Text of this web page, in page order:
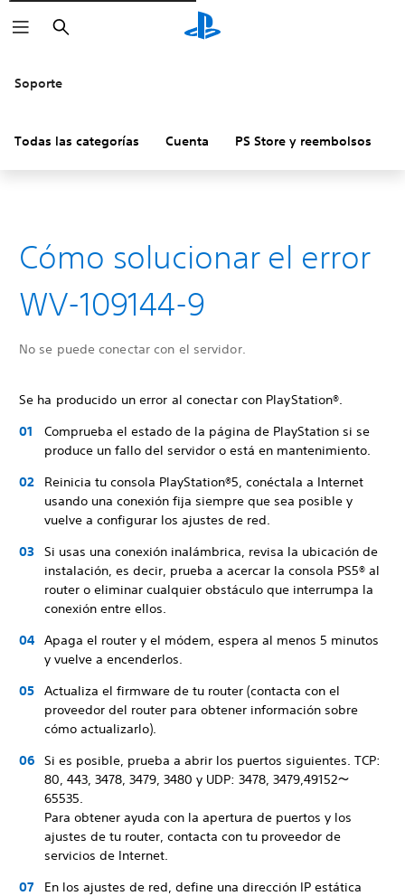
Buscar
Soporte
Todas las categorías Cuenta PS Store y reembolsos
Cómo solucionar el error
WV-109144-9
No se puede conectar con el servidor.
Se ha producido un error al conectar con PlayStation®.
Comprueba el estado de la página de PlayStation si se
produce un fallo del servidor o está en mantenimiento.
Reinicia tu consola PlayStation®5, conéctala a Internet
usando una conexión fija siempre que sea posible y
vuelve a configurar los ajustes de red.
Si usas una conexión inalámbrica, revisa la ubicación de
instalación, es decir, prueba a acercar la consola PS5® al
router o eliminar cualquier obstáculo que interrumpa la
conexión entre ellos.
Apaga el router y el módem, espera al menos 5 minutos
y vuelve a encenderlos.
Actualiza el firmware de tu router (contacta con el
proveedor del router para obtener información sobre
cómo actualizarlo).
Si es posible, prueba a abrir los puertos siguientes. TCP:
80, 443, 3478, 3479, 3480 y UDP: 3478, 3479,49152～
65535.
Para obtener ayuda con la apertura de puertos y los
ajustes de tu router, contacta con tu proveedor de
servicios de Internet.
En los ajustes de red, define una dirección IP estática